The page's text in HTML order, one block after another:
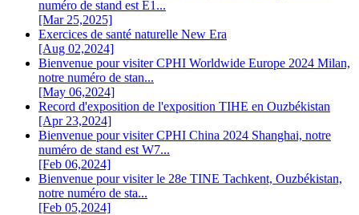
numéro de stand est E1...
[Mar 25,2025]
Exercices de santé naturelle New Era
[Aug 02,2024]
Bienvenue pour visiter CPHI Worldwide Europe 2024 Milan,
notre numéro de stan...
[May 06,2024]
Record d'exposition de l'exposition TIHE en Ouzbékistan
[Apr 23,2024]
Bienvenue pour visiter CPHI China 2024 Shanghai, notre
numéro de stand est W7...
[Feb 06,2024]
Bienvenue pour visiter le 28e TINE Tachkent, Ouzbékistan,
notre numéro de sta...
[Feb 05,2024]